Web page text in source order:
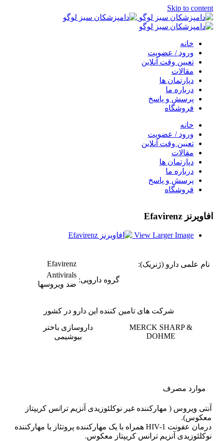
Skip to content
خانه
ورود / عضویت
تعیین وقت آنلاین
مقالات
دپارتمان ها
درباره ما
پرسش و پاسخ
فروشگاه
خانه
ورود / عضویت
تعیین وقت آنلاین
مقالات
دپارتمان ها
درباره ما
پرسش و پاسخ
فروشگاه
افاویرنز Efavirenz
View Larger Image
نام علمی دارو (ژنریک):
Efavirenz
گروه دارویی:
Antivirals
ضد ویروسها
شرکت های تامین کننده این دارو در کشور
MERCK SHARP &
DOHME
داروسازی باختر
بیوشیمی
موارد مصرف
آنتی ویروس ( مهارکننده غیر نوکلئوزیدی آنزیم ترانس کریپتاز
معکوس).
درمان عفونت HIV-1 همراه با یک مهارکننده پروتئاز یا مهارکننده
نوکلئوزیدی آنزیم ترانس کریپتاز معکوس.